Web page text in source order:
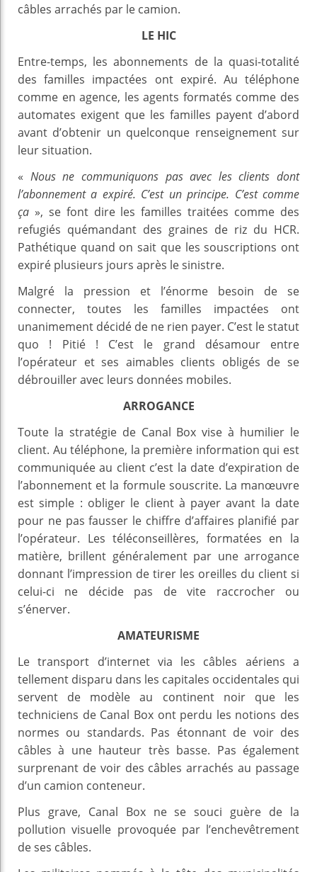
câbles arrachés par le camion.
LE HIC
Entre-temps, les abonnements de la quasi-totalité
des familles impactées ont expiré. Au téléphone
comme en agence, les agents formatés comme des
automates exigent que les familles payent d’abord
avant d’obtenir un quelconque renseignement sur
leur situation.
« Nous ne communiquons pas avec les clients dont
l’abonnement a expiré. C’est un principe. C’est comme
ça », se font dire les familles traitées comme des
refugiés quémandant des graines de riz du HCR.
Pathétique quand on sait que les souscriptions ont
expiré plusieurs jours après le sinistre.
Malgré la pression et l’énorme besoin de se
connecter, toutes les familles impactées ont
unanimement décidé de ne rien payer. C’est le statut
quo ! Pitié ! C’est le grand désamour entre
l’opérateur et ses aimables clients obligés de se
débrouiller avec leurs données mobiles.
ARROGANCE
Toute la stratégie de Canal Box vise à humilier le
client. Au téléphone, la première information qui est
communiquée au client c’est la date d’expiration de
l’abonnement et la formule souscrite. La manœuvre
est simple : obliger le client à payer avant la date
pour ne pas fausser le chiffre d’affaires planifié par
l’opérateur. Les téléconseillères, formatées en la
matière, brillent généralement par une arrogance
donnant l’impression de tirer les oreilles du client si
celui-ci ne décide pas de vite raccrocher ou
s’énerver.
AMATEURISME
Le transport d’internet via les câbles aériens a
tellement disparu dans les capitales occidentales qui
servent de modèle au continent noir que les
techniciens de Canal Box ont perdu les notions des
normes ou standards. Pas étonnant de voir des
câbles à une hauteur très basse. Pas également
surprenant de voir des câbles arrachés au passage
d’un camion conteneur.
Plus grave, Canal Box ne se souci guère de la
pollution visuelle provoquée par l’enchevêtrement
de ses câbles.